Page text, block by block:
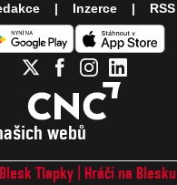
webů
Blesk Tlapky Hráči na Blesku
Inzerce RSS